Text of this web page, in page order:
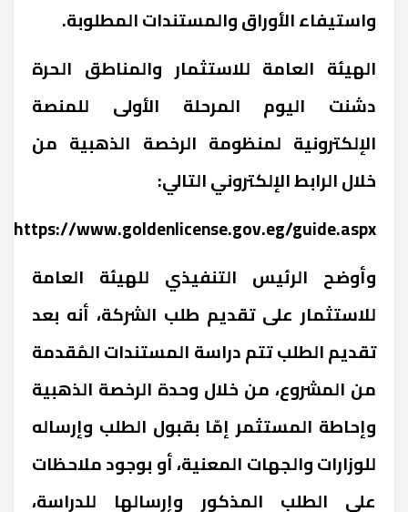
واستيفاء الأوراق والمستندات المطلوبة.
الهيئة العامة للاستثمار والمناطق الحرة
دشنت اليوم المرحلة الأولى للمنصة
الإلكترونية لمنظومة الرخصة الذهبية من
خلال الرابط الإلكتروني التالي:
https://www.goldenlicense.gov.eg/guide.aspx
وأوضح الرئيس التنفيذي للهيئة العامة
للاستثمار على تقديم طلب الشركة، أنه بعد
تقديم الطلب تتم دراسة المستندات المُقدمة
من المشروع، من خلال وحدة الرخصة الذهبية
وإحاطة المستثمر إمّا بقبول الطلب وإرساله
للوزارات والجهات المعنية، أو بوجود ملاحظات
على الطلب المذكور وإرسالها للدراسة،